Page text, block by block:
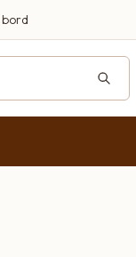
runderen